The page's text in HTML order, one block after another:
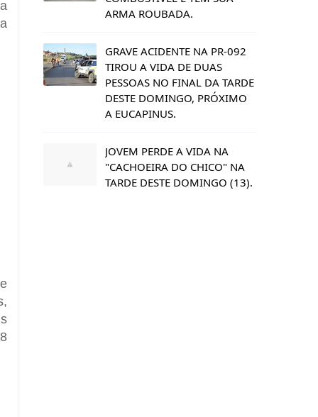
ARMA ROUBADA.
GRAVE ACIDENTE NA PR-092
TIROU A VIDA DE DUAS
PESSOAS NO FINAL DA TARDE
DESTE DOMINGO, PRÓXIMO
A EUCAPINUS.
JOVEM PERDE A VIDA NA
"CACHOEIRA DO CHICO" NA
TARDE DESTE DOMINGO (13).